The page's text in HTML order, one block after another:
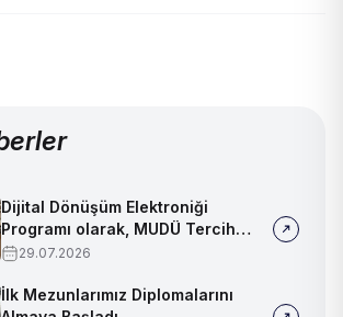
Dijital Dönüşüm Elektroniği
Programı olarak, MUDÜ Tercih
Tanıtım Günleri'nde biz de
29.07.2026
İlk Mezunlarımız Diplomalarını